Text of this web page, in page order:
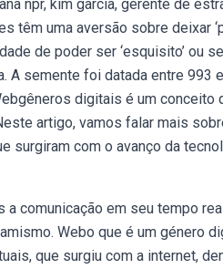
npr, kim garcia, gerente de
têm uma aversão sobre deixar
de poder ser ‘esquisito’ ou
A semente foi datada entre 993
digitais é um
artigo, vamos falar mais
surgiram com o avanço da
comunicação em seu tempo
Webo que é um género
que surgiu com a internet,